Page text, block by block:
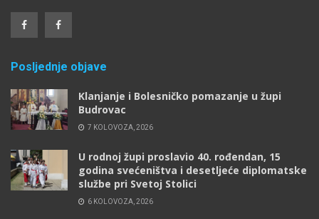
Posljednje objave
Klanjanje i Bolesničko pomazanje u župi
Budrovac
7 KOLOVOZA, 2026
U rodnoj župi proslavio 40. rođendan, 15
godina svećeništva i desetljeće diplomatske
službe pri Svetoj Stolici
6 KOLOVOZA, 2026